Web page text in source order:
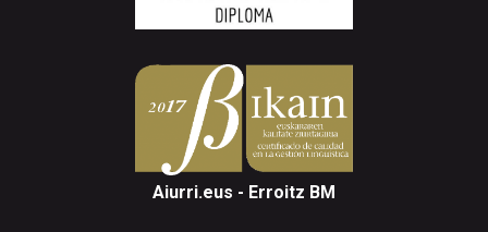
Aiurri.eus - Erroitz BM